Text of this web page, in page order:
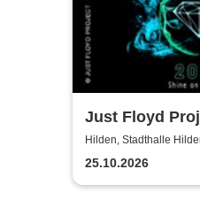
Just Floyd
Floyd Tribute
Hilden, Stadthalle
25.10.2026